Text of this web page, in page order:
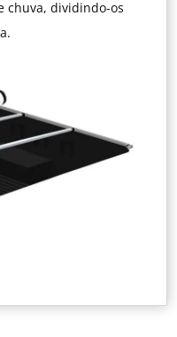
chuva, dividindo-os